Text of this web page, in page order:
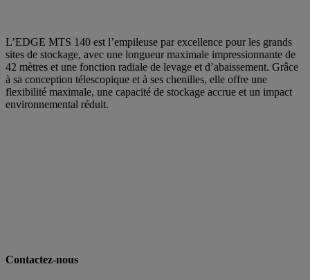
L’EDGE MTS 140 est l’empileuse par excellence pour les grands
sites de stockage, avec une longueur maximale impressionnante de
42 mètres et une fonction radiale de levage et d’abaissement. Grâce
à sa conception télescopique et à ses chenilles, elle offre une
flexibilité maximale, une capacité de stockage accrue et un impact
environnemental réduit.
Contactez-nous